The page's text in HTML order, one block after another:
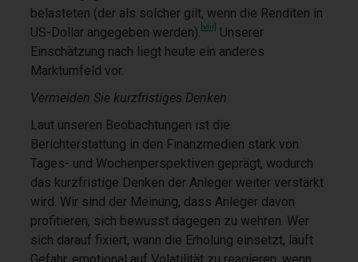
belasteten (der als solcher gilt, wenn die Renditen in
US-Dollar angegeben werden). [viii] Unserer
Einschätzung nach liegt heute ein anderes
Marktumfeld vor.
Vermeiden Sie kurzfristiges Denken
Laut unseren Beobachtungen ist die
Berichterstattung in den Finanzmedien stark von
Tages- und Wochenperspektiven geprägt, wodurch
das kurzfristige Denken der Anleger weiter verstärkt
wird. Wir sind der Meinung, dass Anleger davon
profitieren, sich bewusst dagegen zu wehren. Wer
sich darauf fixiert, wann die Erholung einsetzt, läuft